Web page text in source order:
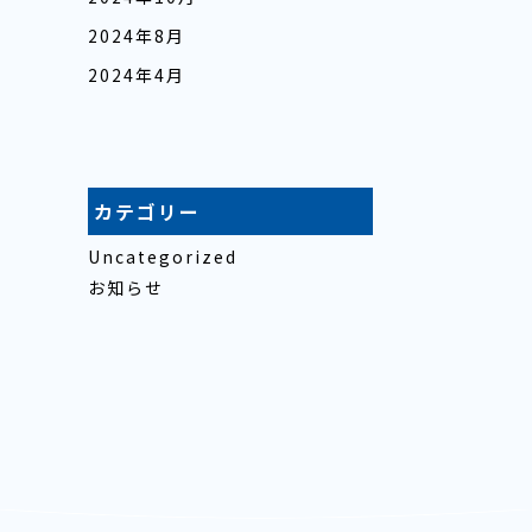
2024年8月
2024年4月
カテゴリー
Uncategorized
お知らせ